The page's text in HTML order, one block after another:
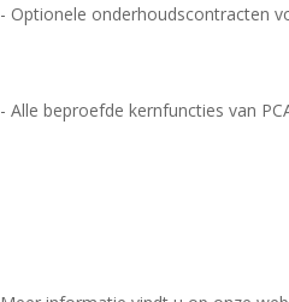
- Optionele onderhoudscontracten
- Alle beproefde kernfuncties van